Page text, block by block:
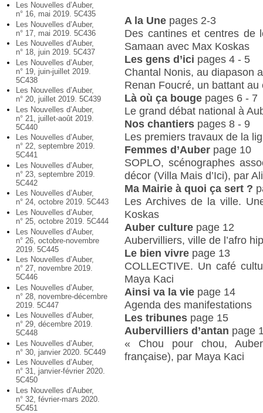
Les Nouvelles d’Auber,
n° 16, mai 2019. 5C435
Les Nouvelles d’Auber,
n° 17, mai 2019. 5C436
Les Nouvelles d’Auber,
n° 18, juin 2019. 5C437
Les Nouvelles d’Auber,
n° 19, juin-juillet 2019.
5C438
Les Nouvelles d’Auber,
n° 20, juillet 2019. 5C439
Les Nouvelles d’Auber,
n° 21, juillet-août 2019.
5C440
Les Nouvelles d’Auber,
n° 22, septembre 2019.
5C441
Les Nouvelles d’Auber,
n° 23, septembre 2019.
5C442
Les Nouvelles d’Auber,
n° 24, octobre 2019. 5C443
Les Nouvelles d’Auber,
n° 25, octobre 2019. 5C444
Les Nouvelles d’Auber,
n° 26, octobre-novembre
2019. 5C445
Les Nouvelles d’Auber,
n° 27, novembre 2019.
5C446
Les Nouvelles d’Auber,
n° 28, novembre-décembre
2019. 5C447
Les Nouvelles d’Auber,
n° 29, décembre 2019.
5C448
Les Nouvelles d’Auber,
n° 30, janvier 2020. 5C449
Les Nouvelles d’Auber,
n° 31, janvier-février 2020.
5C450
Les Nouvelles d’Auber,
n° 32, février-mars 2020.
5C451
A la Une pages 2-3
Des cantines et centres de
Samaan avec Max Koskas
Les gens d’ici pages 4 - 5
Chantal Nonis, au diapason
Renan Foucré, un battant
Là où ça bouge pages 6 - 7
Le grand débat national à
Nos chantiers pages 8 - 9
Les premiers travaux de la
Femmes d’Auber page 10
SOPLO, scénographes
décor (Villa Mais d’Ici), par
Ma Mairie à quoi ça sert ?
Les Archives de la ville.
Koskas
Auber culture page 12
Aubervilliers, ville de l’afro
Le bien vivre page 13
COLLECTIVE. Un café
Maya Kaci
Ainsi va la vie page 14
Agenda des manifestations
Les tribunes page 15
Aubervilliers d’antan page
« Chou pour chou,
française), par Maya Kaci